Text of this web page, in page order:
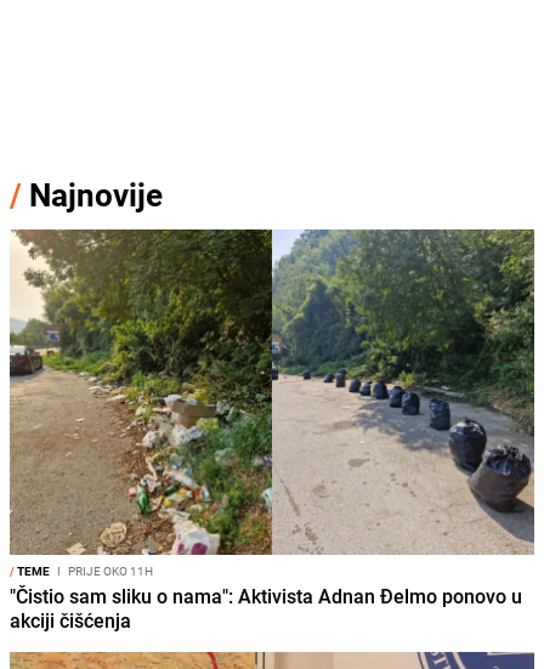
/ Najnovije
/TEME I PRIJE OKO 11H
"Čistio sam sliku o nama": Aktivista Adnan Đelmo ponovo u
akciji čišćenja